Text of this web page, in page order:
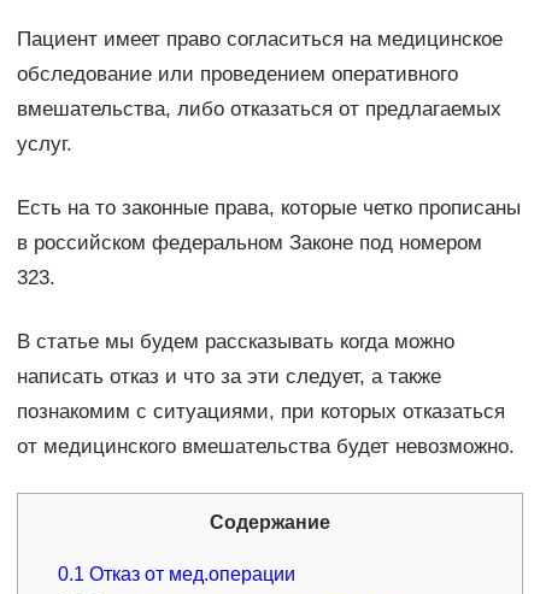
Пациент имеет право согласиться на медицинское
обследование или проведением оперативного
вмешательства, либо отказаться от предлагаемых
услуг.
Есть на то законные права, которые четко прописаны
в российском федеральном Законе под номером
323.
В статье мы будем рассказывать когда можно
написать отказ и что за эти следует, а также
познакомим с ситуациями, при которых отказаться
от медицинского вмешательства будет невозможно.
Содержание
0.1 Отказ от мед.операции